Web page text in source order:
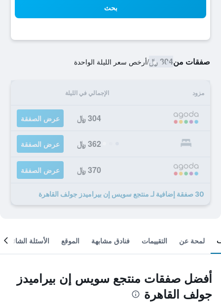
بحث
صفقات من304 ﷼ /أرخص سعر الليلة الواحدة
مزود الإجمالي في الليلة
304 ﷼ عرض الصفقة
362 ﷼ عرض الصفقة
370 ﷼ عرض الصفقة
30 صفقة إضافية لـ منتجع سويس إن بيراميدز جولف القاهرة
لمحة عن التقييمات فنادق مشابهة الموقع الأسئلة الشائعة
أفضل صفقات منتجع سويس إن بيراميدز
جولف القاهرة